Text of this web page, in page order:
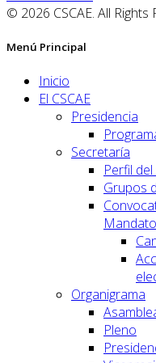
© 2026 CSCAE. All Rights
Menú Principal
Inicio
El CSCAE
Presidencia
Secretaría
Perfil
Grupos
Organigrama
Pleno